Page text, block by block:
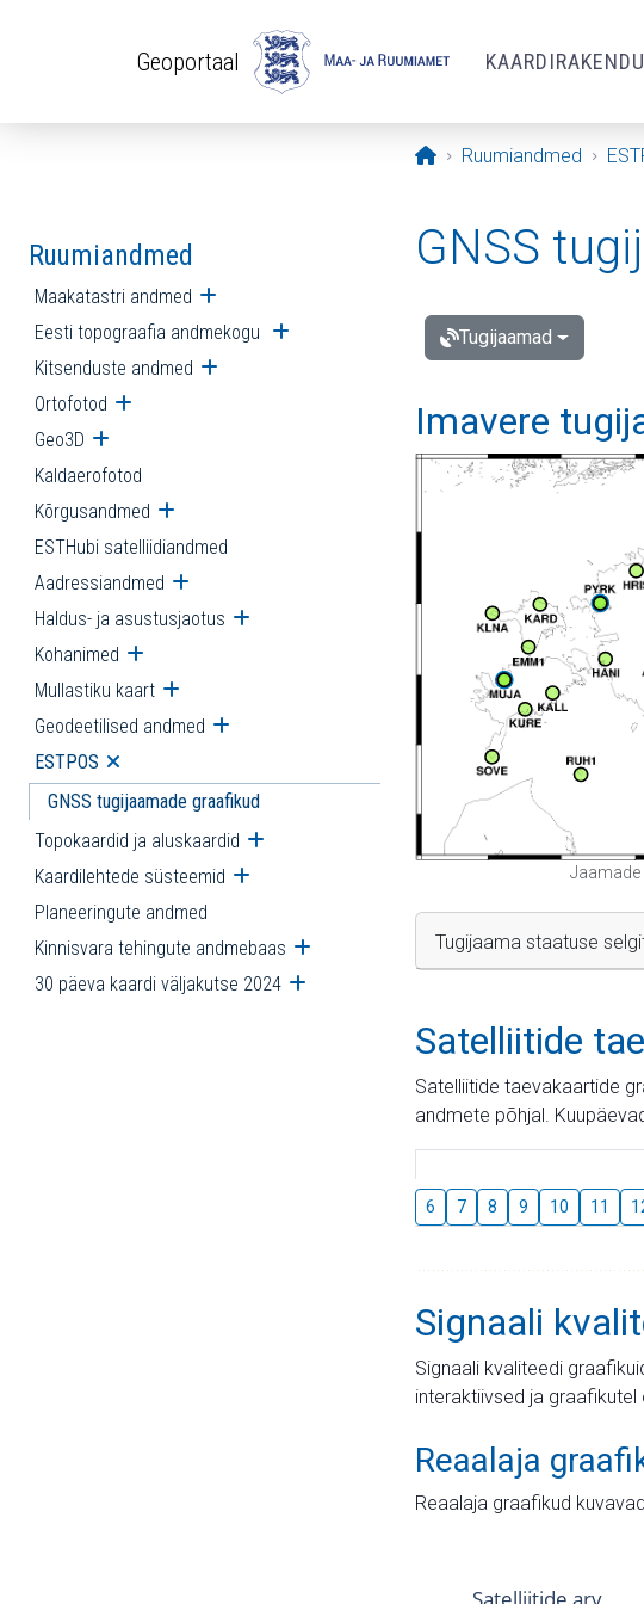
Geoportaal
Avaleht
Ruumiandmed
Ruumiandmed
Maakatastri andmed Ava alammenüü
Eesti topograafia andmekogu Ava alammenüü
Kitsenduste andmed Ava alammenüü
Ortofotod Ava alammenüü
Geo3D Ava alammenüü
Kaldaerofotod
Kõrgusandmed Ava alammenüü
ESTHubi satelliidiandmed
Aadressiandmed Ava alammenüü
Haldus- ja asustusjaotus Ava alammenüü
Kohanimed Ava alammenüü
Mullastiku kaart Ava alammenüü
Geodeetilised andmed Ava alammenüü
ESTPOS Ava alammenüü
GNSS tugijaamade graafikud
Topokaardid ja aluskaardid Ava alammenüü
Kaardilehtede süsteemid Ava alammenüü
Planeeringute andmed
Kinnisvara tehingute andmebaas Ava alammenüü
30 päeva kaardi väljakutse 2024 Ava alammenüü
GNSS
Tugijaamad
Imavere
Jaamade
Tugijaama staatuse
Satelliitide
Satelliitide taevakaartide
andmete põhjal.
6 7 8 9 10 11
Signaali
Signaali kvaliteedi
interaktiivsed ja graafikutel
Reaalaja
Reaalaja graafikud